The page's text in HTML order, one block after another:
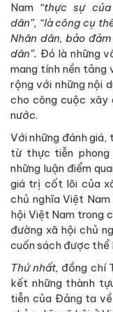
Nam “thực sự
dân”, “là công cụ
Nhân dân, bảo
dân”. Đó là những
mang tính nền tảng
rộng với những nội
cho công cuộc
nước.
Với những đánh
từ thực tiễn phong
những luận điểm
giá trị cốt lõi của
chủ nghĩa Việt
hội Việt Nam trong
đường xã hội chủ
cuốn sách được thể
Thứ nhất, đồng chí
kết những thành
tiễn của Đảng ta